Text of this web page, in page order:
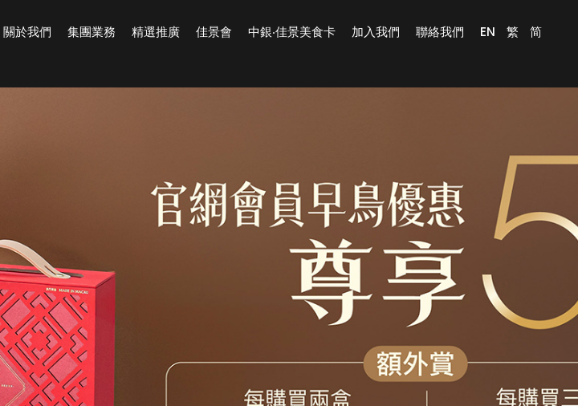
關於我們 集團業務 精選推廣 佳景會 中銀‧佳景美食卡 加入我們 聯絡我們 EN 繁 简